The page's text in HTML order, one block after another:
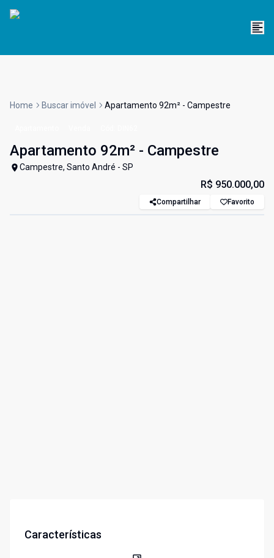
Home Buscar imóvel Apartamento 92m² - Campestre
Apartamento 92m² - Campestre
Campestre, Santo André - SP
R$ 950.000,00
Compartilhar Favorito
Características